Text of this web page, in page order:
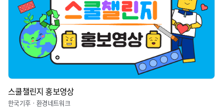
스쿨챌린지 홍보영상
한국기후ㆍ환경네트워크